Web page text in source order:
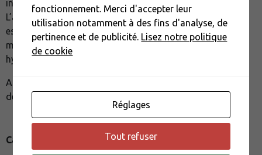
intention et permet la résolution des diarrhées.
L’amélioration échographique des lésions de fibroplasie
est observée 3 mois après la mise en place du traitement
médical et 1 mois après le passage à une alimentation
hypoallergénique.
A ce jour, une résolution complète des signes cliniques et
des lésions échographiques est obtenue.
Cas clinique rédigé par leDMV GUYON Jérémy
fonctionnement. Merci d'accepter leur
utilisation notamment à des fins d'analyse, de
pertinence et de publicité. Lisez notre politique
de cookie
Réglages
Tout refuser